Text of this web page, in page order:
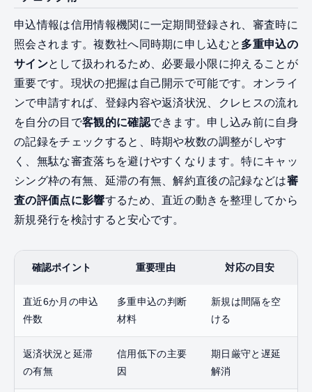
申込情報は信用情報機関に一定期間登録され、審査時に
照会されます。複数社へ同時期に申し込むと 多重申込の
サインとして扱われるため、必要最小限に抑えることが
重要です。現状の把握は自己開示で可能です。オンライ
ンで申請すれば、登録内容や返済状況、クレヒスの流れ
を自分の目で客観的に確認できます。申し込み前に自身
の記録をチェックすると、時期や枚数の調整がしやす
く、無駄な審査落ちを避けやすくなります。特にキャッ
シング枠の有無、延滞の有無、解約直後の記録などは審
査の評価点に影響するため、直近の動きを整理してから
新規発行を検討すると安心です。
確認ポイント 重要理由 対応の目安
直近6か月の申込
件数
多重申込の判断
材料
新規は間隔を空
ける
返済状況と延滞
の有無
信用低下の主要
因
期日厳守と遅延
解消